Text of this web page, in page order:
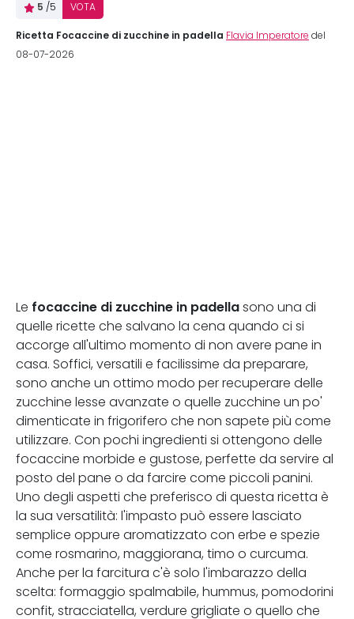
5 /5 VOTA
Ricetta Focaccine di zucchine in padella Flavia Imperatore del
08-07-2026
Le focaccine di zucchine in padella sono una di
quelle ricette che salvano la cena quando ci si
accorge all'ultimo momento di non avere pane in
casa. Soffici, versatili e facilissime da preparare,
sono anche un ottimo modo per recuperare delle
zucchine lesse avanzate o quelle zucchine un po'
dimenticate in frigorifero che non sapete più come
utilizzare. Con pochi ingredienti si ottengono delle
focaccine morbide e gustose, perfette da servire al
posto del pane o da farcire come piccoli panini.
Uno degli aspetti che preferisco di questa ricetta è
la sua versatilità: l'impasto può essere lasciato
semplice oppure aromatizzato con erbe e spezie
come rosmarino, maggiorana, timo o curcuma.
Anche per la farcitura c'è solo l'imbarazzo della
scelta: formaggio spalmabile, hummus, pomodorini
confit, stracciatella, verdure grigliate o quello che